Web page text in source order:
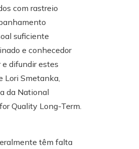
com rastreio
suficiente
e conhecedor
e difundir estes
Lori Smetanka,
da National
Quality Long-Term.
têm falta